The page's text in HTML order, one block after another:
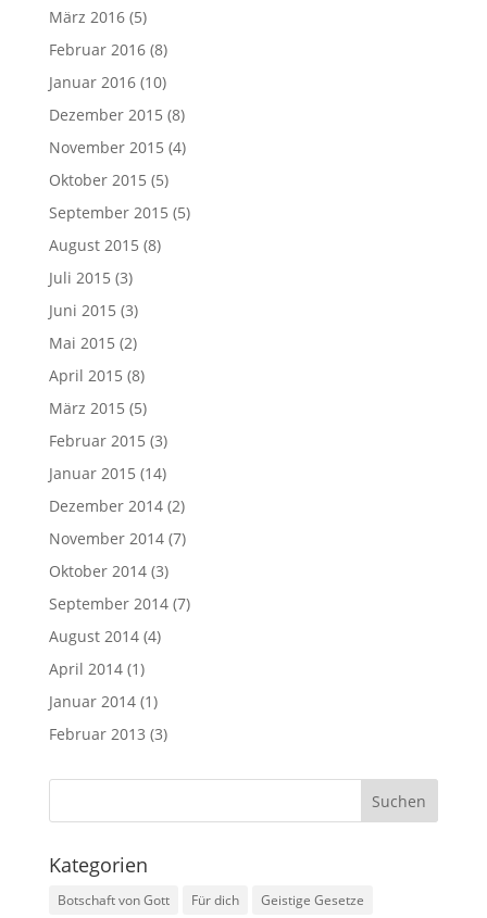
März 2016(5)
Februar 2016(8)
Januar 2016(10)
Dezember 2015 (8)
November 2015 (4)
Oktober 2015 (5)
September 2015 (5)
August 2015 (8)
Juli 2015 (3)
Juni 2015 (3)
Mai 2015 (2)
April 2015 (8)
März 2015 (5)
Februar 2015 (3)
Januar 2015 (14)
Dezember 2014(2)
November 2014(7)
Oktober 2014(3)
September 2014(7)
August 2014(4)
April 2014(1)
Januar 2014(1)
Februar 2013 (3)
Kategorien
Botschaft von Gott Für dich Geistige Gesetze